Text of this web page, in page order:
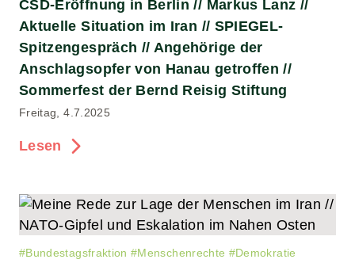
CSD-Eröffnung in Berlin // Markus Lanz //
Aktuelle Situation im Iran // SPIEGEL-
Spitzengespräch // Angehörige der
Anschlagsopfer von Hanau getroffen //
Sommerfest der Bernd Reisig Stiftung
Freitag, 4.7.2025
Lesen
#Bundestagsfraktion #Menschenrechte #Demokratie